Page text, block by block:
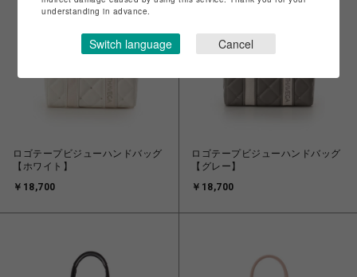
ロゴテープビジューハンドバッグ
【ホワイト】
￥18,700
ロゴテープビジューハンドバッグ
【グレー】
￥18,700
understanding in advance.
Switch language Cancel